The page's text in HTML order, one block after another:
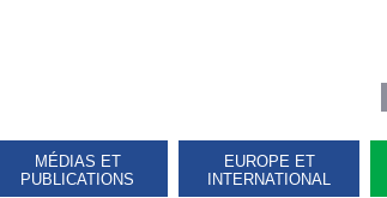
MÉDIAS ET
PUBLICATIONS
EUROPE ET
INTERNATIONAL